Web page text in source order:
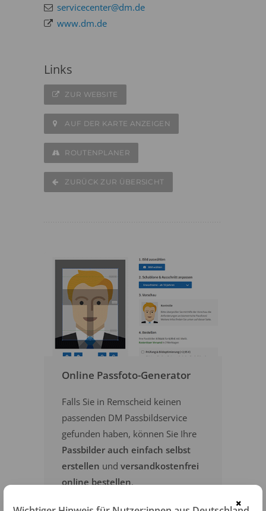
servicecenter@dm.de
www.dm.de
Links
ZUR WEBSITE
AUF DER KARTE ANZEIGEN
ROUTENPLANER
ZURÜCK ZUR ÜBERSICHT
Online Passfoto-Generator
Falls Sie in Remscheid keinen
passenden DM Passbildservice
gefunden haben, können Sie Ihre
Passbilder auch einfach selbst
erstellen und versandkostenfrei
online bestellen.
×